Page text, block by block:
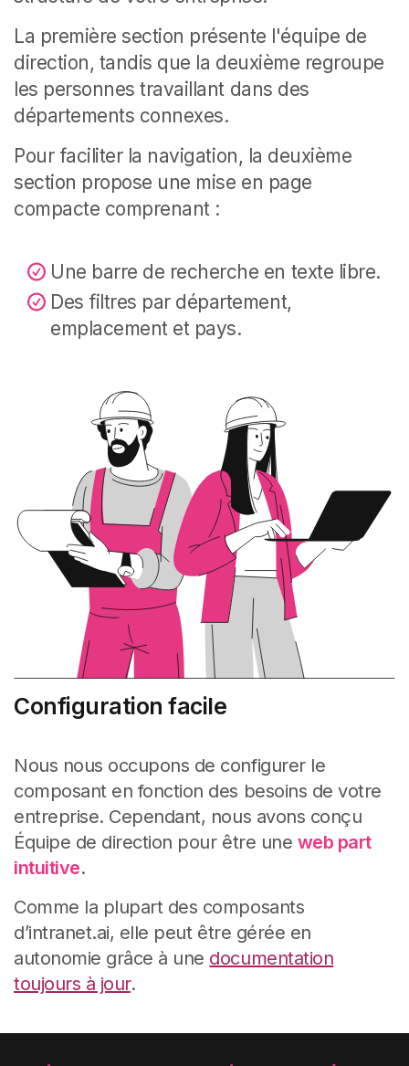
La première section présente l'équipe de
direction, tandis que la deuxième regroupe
les personnes travaillant dans des
départements connexes.
Pour faciliter la navigation, la deuxième
section propose une mise en page
compacte comprenant :
Une barre de recherche en texte libre.
Des filtres par département,
emplacement et pays.
Configuration facile
Nous nous occupons de configurer le
composant en fonction des besoins de votre
entreprise. Cependant, nous avons conçu
Équipe de direction pour être une web part
intuitive.
Comme la plupart des composants
d’intranet.ai, elle peut être gérée en
autonomie grâce à une documentation
toujours à jour.